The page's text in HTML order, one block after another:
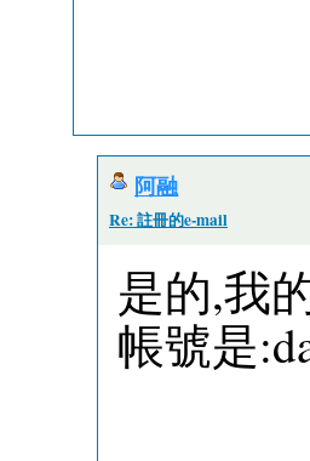
阿融
Re: 註冊的e-mail
是的,我
帳號是